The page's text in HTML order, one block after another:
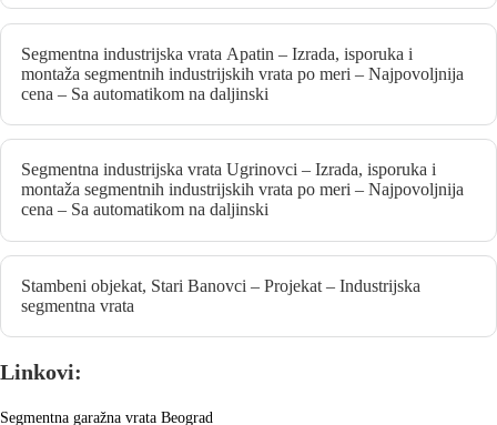
Segmentna industrijska vrata Apatin – Izrada, isporuka i
montaža segmentnih industrijskih vrata po meri – Najpovoljnija
cena – Sa automatikom na daljinski
Segmentna industrijska vrata Ugrinovci – Izrada, isporuka i
montaža segmentnih industrijskih vrata po meri – Najpovoljnija
cena – Sa automatikom na daljinski
Stambeni objekat, Stari Banovci – Projekat – Industrijska
segmentna vrata
Linkovi:
Segmentna garažna vrata Beograd